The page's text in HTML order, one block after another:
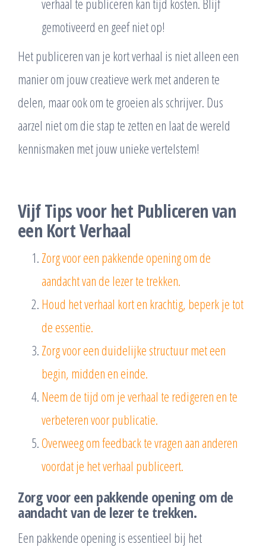
verhaal te publiceren kan tijd kosten. Blijf
gemotiveerd en geef niet op!
Het publiceren van je kort verhaal is niet alleen een
manier om jouw creatieve werk met anderen te
delen, maar ook om te groeien als schrijver. Dus
aarzel niet om die stap te zetten en laat de wereld
kennismaken met jouw unieke vertelstem!
Vijf Tips voor het Publiceren van
een Kort Verhaal
Zorg voor een pakkende opening om de
aandacht van de lezer te trekken.
Houd het verhaal kort en krachtig, beperk je tot
de essentie.
Zorg voor een duidelijke structuur met een
begin, midden en einde.
Neem de tijd om je verhaal te redigeren en te
verbeteren voor publicatie.
Overweeg om feedback te vragen aan anderen
voordat je het verhaal publiceert.
Zorg voor een pakkende opening om de
aandacht van de lezer te trekken.
Een pakkende opening is essentieel bij het